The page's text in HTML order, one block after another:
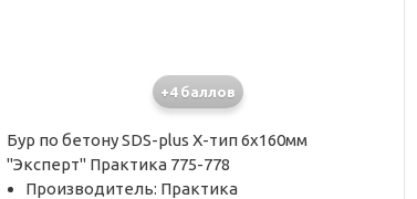
+4 баллов
Бур по бетону SDS-plus X-тип 6х160мм
"Эксперт" Практика 775-778
Производитель: Практика